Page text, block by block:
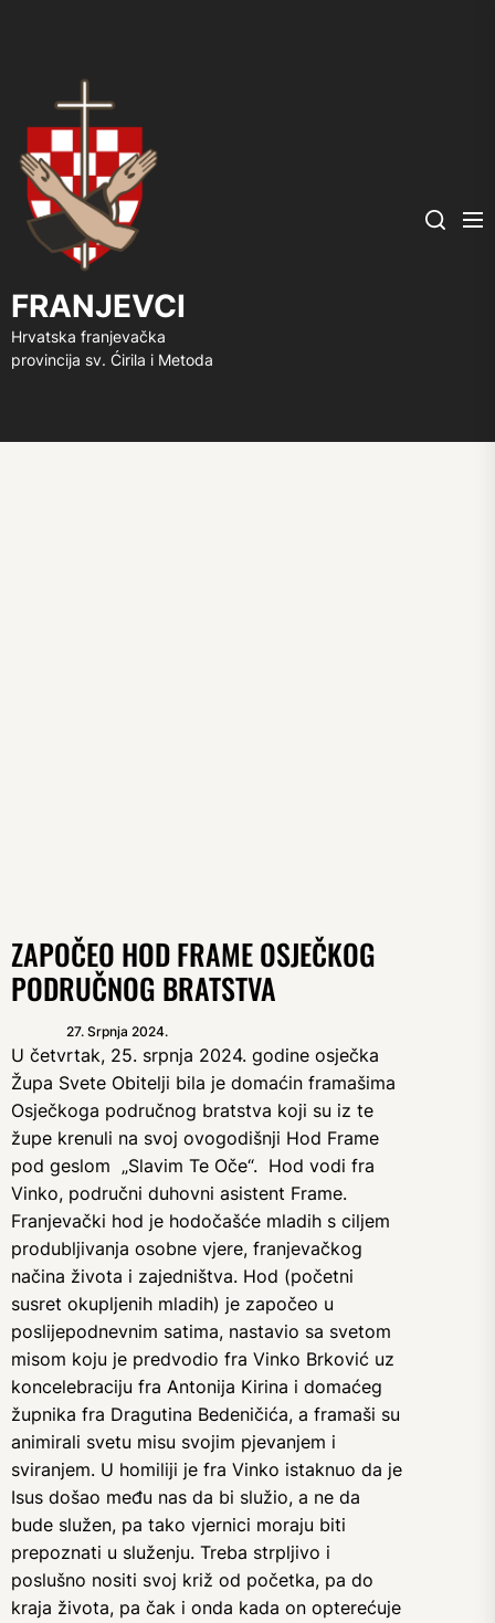
FRANJEVCI
Hrvatska franjevačka
provincija sv. Ćirila i Metoda
Search
ZAPOČEO HOD FRAME OSJEČKOG
PODRUČNOG BRATSTVA
27. Srpnja 2024.
U četvrtak, 25. srpnja 2024. godine osječka
Župa Svete Obitelji bila je domaćin framašima
Osječkoga područnog bratstva koji su iz te
župe krenuli na svoj ovogodišnji Hod Frame
pod geslom „Slavim Te Oče“. Hod vodi fra
Vinko, područni duhovni asistent Frame.
Franjevački hod je hodočašće mladih s ciljem
produbljivanja osobne vjere, franjevačkog
načina života i zajedništva. Hod (početni
susret okupljenih mladih) je započeo u
poslijepodnevnim satima, nastavio sa svetom
misom koju je predvodio fra Vinko Brković uz
koncelebraciju fra Antonija Kirina i domaćeg
župnika fra Dragutina Bedeničića, a framaši su
animirali svetu misu svojim pjevanjem i
sviranjem. U homiliji je fra Vinko istaknuo da je
Isus došao među nas da bi služio, a ne da
bude služen, pa tako vjernici moraju biti
prepoznati u služenju. Treba strpljivo i
poslušno nositi svoj križ od početka, pa do
kraja života, pa čak i onda kada on opterećuje